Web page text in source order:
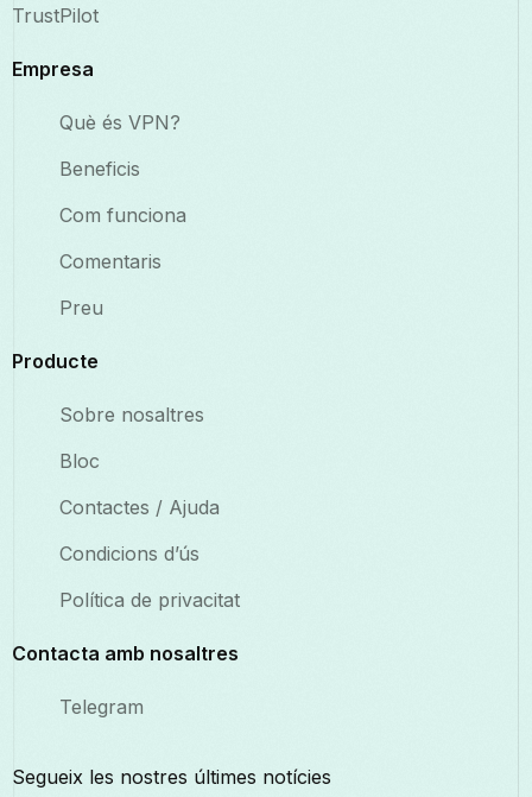
TrustPilot
Empresa
Què és VPN?
Beneficis
Com funciona
Comentaris
Preu
Producte
Sobre nosaltres
Bloc
Contactes / Ajuda
Condicions d’ús
Política de privacitat
Contacta amb nosaltres
Telegram
Segueix les nostres últimes notícies